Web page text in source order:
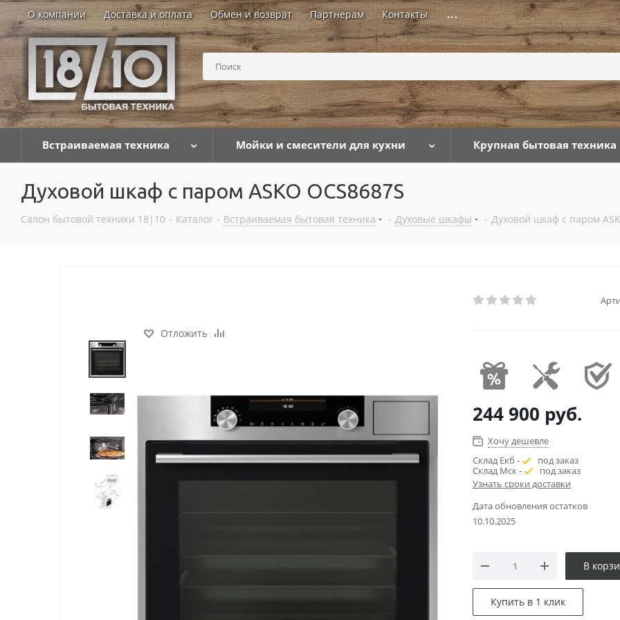
О компании Доставка и оплата Обмен и возврат Партнерам Контакты ...
Встраиваемая техника Мойки и смесители для кухни Крупная бытовая техника
Духовой шкаф с паром ASKO OCS8687S
Салон бытовой техники 18|10 - Каталог - Встраиваемая бытовая техника - Духовые шкафы - Духовой шкаф с паром
Отложить
244 900 руб.
Хочу дешевле
Склад Екб -
под заказ
Склад Мск -
под заказ
Узнать сроки доставки
Дата обновления остатков
10.10.2025
В
Купить в 1 клик